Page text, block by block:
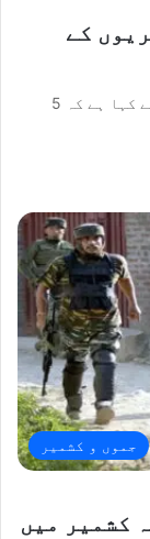
کے
حریت رہنما یاسین ملک کی اہلیہ مشعال ملک نے کہا ہے کہ 5
جموں و کشمیر
کشمیر میں